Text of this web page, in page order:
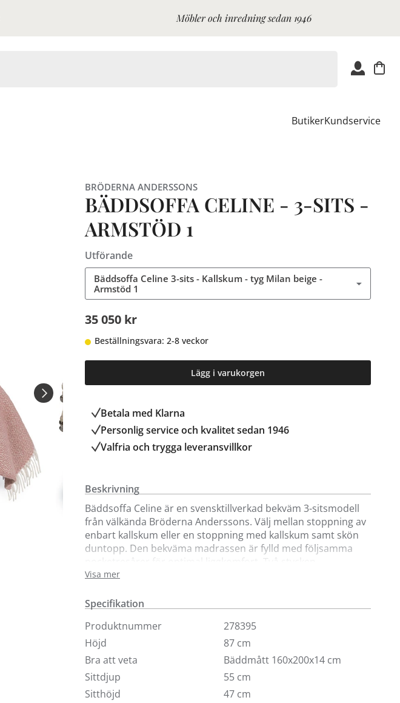
Möbler och inredning sedan 1946
ButikerKundservice
BRÖDERNA ANDERSSONS
BÄDDSOFFA CELINE - 3-SITS -
ARMSTÖD 1
Utförande
Bäddsoffa Celine 3-sits - Kallskum - tyg Milan beige -
Armstöd 1
35 050 kr
Beställningsvara: 2-8 veckor
Lägg i varukorgen
Betala med Klarna
Personlig service och kvalitet sedan 1946
Valfria och trygga leveransvillkor
Beskrivning
Bäddsoffa Celine är en svensktillverkad bekväm 3-sitsmodell
från välkända Bröderna Anderssons. Välj mellan stoppning av
enbart kallskum eller en stoppning med kallskum samt skön
duntopp. Den bekväma madrassen är fylld med följsamma
pocketresårer för optimal liggkomfort. Två stycken
prydnadskuddar 42x42 cm i samma färg som soffan ingår.
Här visar vi Celine i tyg Milan i olika färger med ben i svartbets
någon av våra butiker.
Bäddmått 160x200 cm. Finns även med bäddmått 140 cm/2,5-
sitsmodell.
Visa mer
Specifikation
Produktnummer
278395
Höjd
87 cm
Bra att veta
Bäddmått 160x200x14 cm
Sittdjup
55 cm
Sitthöjd
47 cm